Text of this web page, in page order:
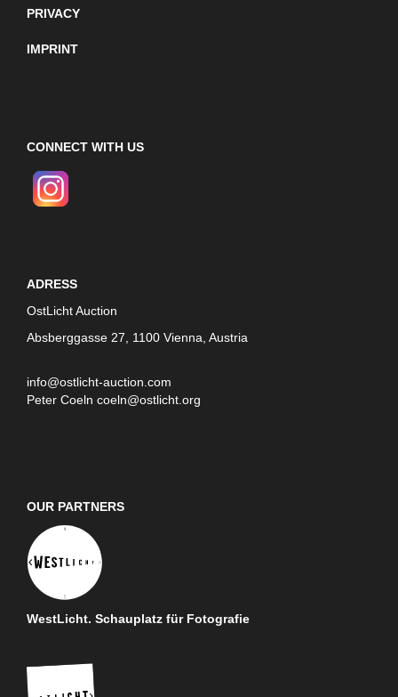
PRIVACY
IMPRINT
CONNECT WITH US
ADRESS
OstLicht Auction
Absberggasse 27, 1100 Vienna, Austria
info@ostlicht-auction.com
Peter Coeln coeln@ostlicht.org
OUR PARTNERS
WestLicht. Schauplatz für Fotografie